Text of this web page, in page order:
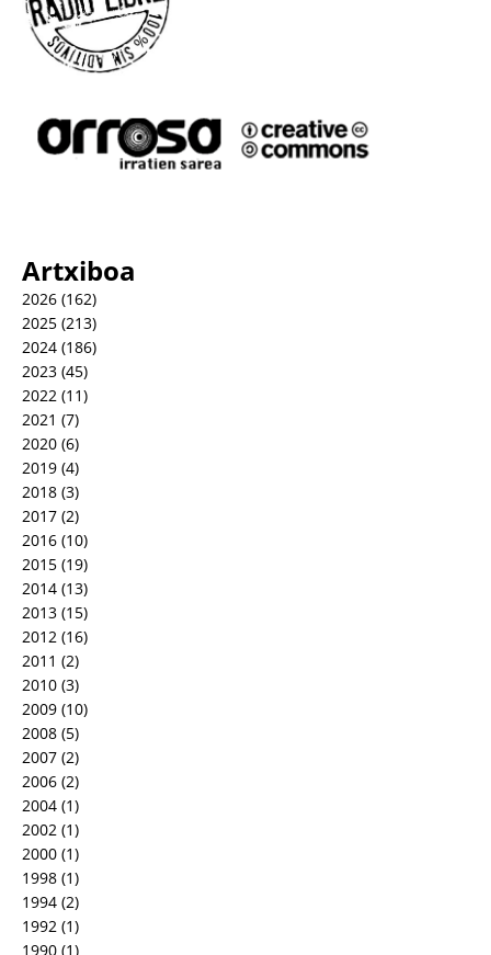
Artxiboa
2026 (162)
2025 (213)
2024 (186)
2023 (45)
2022 (11)
2021 (7)
2020 (6)
2019 (4)
2018 (3)
2017 (2)
2016 (10)
2015 (19)
2014 (13)
2013 (15)
2012 (16)
2011 (2)
2010 (3)
2009 (10)
2008 (5)
2007 (2)
2006 (2)
2004 (1)
2002 (1)
2000 (1)
1998 (1)
1994 (2)
1992 (1)
1990 (1)